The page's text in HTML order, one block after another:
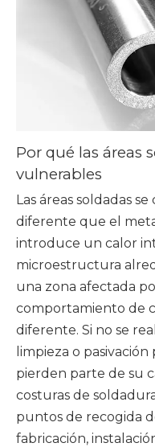
Por qué las áreas
vulnerables
Las áreas soldadas
diferente que el
introduce un calor
microestructura
una zona afectada
comportamiento de
diferente. Si no se
limpieza o
pierden parte de su
costuras de
puntos de recogida
fabricación,